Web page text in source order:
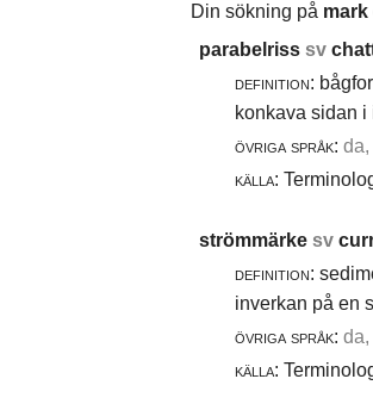
Din sökning på mark
parabelriss sv
definition:
konkava sidan i
övriga språk: da,
källa:
strömmärke sv
definition:
inverkan på en
övriga språk: da,
källa: